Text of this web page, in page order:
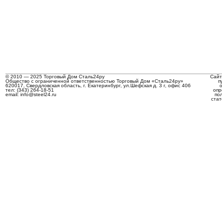
© 2010 — 2025 Торговый Дом Сталь24ру
Общество с ограниченной ответственностью Торговый Дом «Сталь24ру»
620017, Свердловская область, г. Екатеринбург, ул.Шефская д. 3 г, офис 406
тел: (343) 264-18-51
email: info@steel24.ru